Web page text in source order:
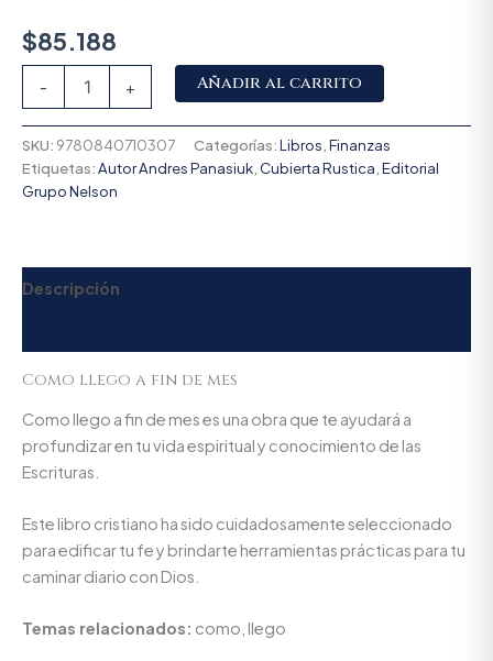
$85.188
- + Añadir al carrito
SKU: 9780840710307 Categorías:Libros Finanzas
Etiquetas:Autor Andres Panasiuk Cubierta Rustica Editorial
Grupo Nelson
Descripción
Como llego a fin de mes
Como llego a fin de mes es una obra que te ayudará a
profundizar en tu vida espiritual y conocimiento de las
Escrituras.
Este libro cristiano ha sido cuidadosamente seleccionado
para edificar tu fe y brindarte herramientas prácticas para tu
caminar diario con Dios.
Temas relacionados: como, llego